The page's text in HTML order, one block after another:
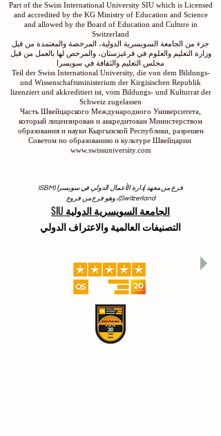
Part of the Swiss International University SIU which is Licensed
and accredited by the KG Ministry of Education and Science
and allowed by the Board of Education and Culture in
Switzerland
جزء من الجامعة السويسرية الدولية، المرخصة والمعتمدة من قبل
وزارة التعليم والعلوم في قرغيزستان، والمرخص لها بالعمل من قبل
مجلس التعليم والثقافة في سويسرا
Teil der Swiss International University, die von dem Bildungs-
und Wissenschaftsministerium der Kirgisischen Republik
lizenziert und akkreditiert ist, vom Bildungs- und Kulturrat der
Schweiz zugelassen
Часть Швейцарского Международного Университета,
который лицензирован и аккредитован Министерством
образования и науки Кыргызской Республики, разрешен
Советом по образованию и культуре Швейцарии
www.swissuniversity.com
فرع من معهد إدارة الأعمال الدولي في سويسرا (ISBM
Switzerland)، وهو فرع من فروع
الجامعة السويسرية الدولية SIU
التصنيفات العالمية والاعتراف الدولي